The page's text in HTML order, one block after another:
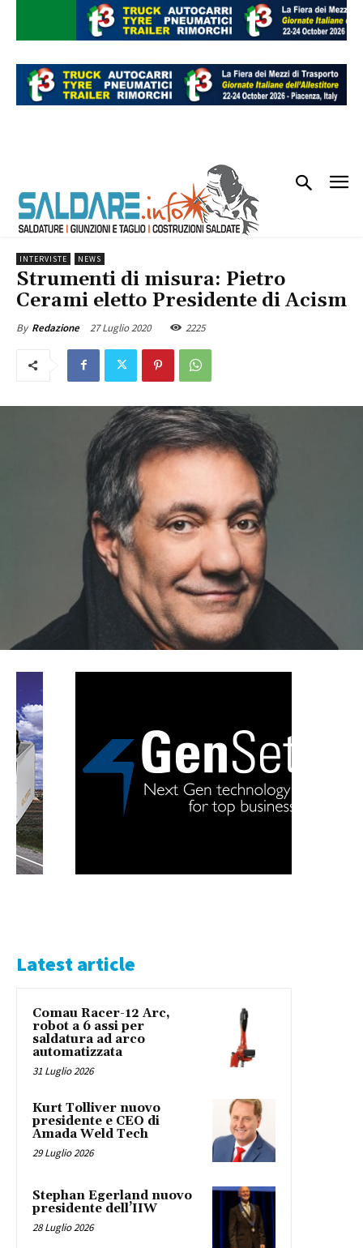
INTERVISTE NEWS
Strumenti di misura: Pietro
Cerami eletto Presidente di Acism
By Redazione 27 Luglio 2020 2225
Latest article
Comau Racer-12 Arc,
robot a 6 assi per
saldatura ad arco
automatizzata
31 Luglio 2026
Kurt Tolliver nuovo
presidente e CEO di
Amada Weld Tech
29 Luglio 2026
Stephan Egerland nuovo
presidente dell’IIW
28 Luglio 2026